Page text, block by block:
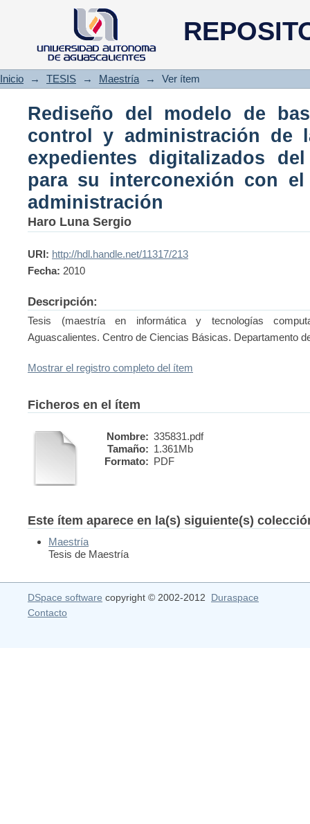
Rediseño del modelo de
de la utilización de los
para su interconexión con el
Inicio → TESIS → Maestría → Ver ítem
Rediseño del modelo de
control y administración de
expedientes digitalizados
para su interconexión con
administración
Haro Luna Sergio
URI: http://hdl.handle.net/11317/213
Fecha: 2010
Descripción:
Tesis (maestría en informática y tecnologías
Aguascalientes. Centro de Ciencias Básicas. Departamento
Mostrar el registro completo del ítem
Ficheros en el ítem
Nombre: 335831.pdf
Tamaño: 1.361Mb
Formato: PDF
Este ítem aparece en la(s) siguiente(s)
Maestría
Tesis de Maestría
DSpace software copyright © 2002-2012 Duraspace
Contacto